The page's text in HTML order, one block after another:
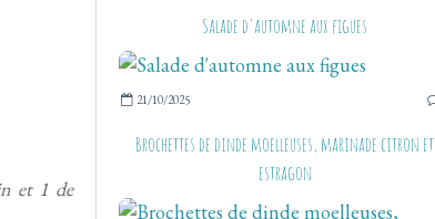
et 1 de
Salade d'automne aux figues
21/10/2025
Brochettes de dinde moelleuses, marinade citron et
estragon